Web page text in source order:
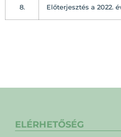
8. Előterjesztés a 2022.
ELÉRHETŐSÉG